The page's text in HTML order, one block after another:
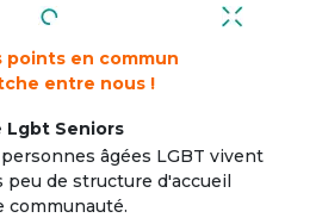
points en commun
entre nous !
Lgbt Seniors
âgées LGBT vivent
peu de structure d'accueil
communauté.